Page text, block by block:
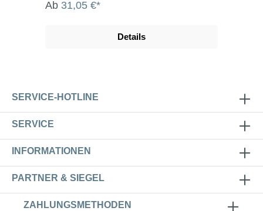
Ab 31,05 €*
Details
SERVICE-HOTLINE
SERVICE
INFORMATIONEN
PARTNER & SIEGEL
ZAHLUNGSMETHODEN